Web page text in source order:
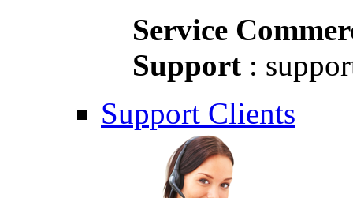
Service
Support :
Support Clients